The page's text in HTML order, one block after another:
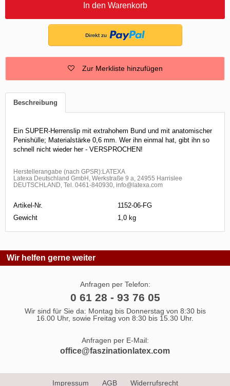
In den Warenkorb
Zur Merkliste hinzufügen
Beschreibung
Ein SUPER-Herrenslip mit extrahohem Bund und mit anatomischer
Penishülle; Materialstärke 0,6 mm. Wer ihn einmal hat, gibt ihn so
schnell nicht wieder her - VERSPROCHEN!
Herstellerangabe (nach GPSR):LATEXA
Latexa Deutschland GmbH, Werkstraße 9 a, 24955 Harrislee
DEUTSCHLAND, Tel. 0461-840930, info@latexa.com
Artikel-Nr.
1152-06-FG
Gewicht
1,0 kg
Wir helfen gerne weiter
Anfragen per Telefon:
0 61 28 - 93 76 05
Wir sind für Sie da: Montag bis Donnerstag von 8:30 bis
16.00 Uhr, sowie Freitag von 8:30 bis 15.30 Uhr.
Anfragen per E-Mail:
office@faszinationlatex.com
Impressum AGB Widerrufsrecht